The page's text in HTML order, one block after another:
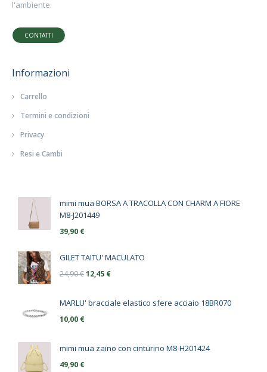
l'ambiente.
CONTATTI
Informazioni
Carrello
Termini e condizioni
Privacy
Resi e Cambi
mimi mua BORSA A TRACOLLA CON CHARM A FIORE
M8-J201449
39,90 €
GILET TAITU' MACULATO
24,90€12,45 €
MARLU' bracciale elastico sfere acciaio 18BR070
10,00 €
mimi mua zaino con cinturino M8-H201424
49,90 €